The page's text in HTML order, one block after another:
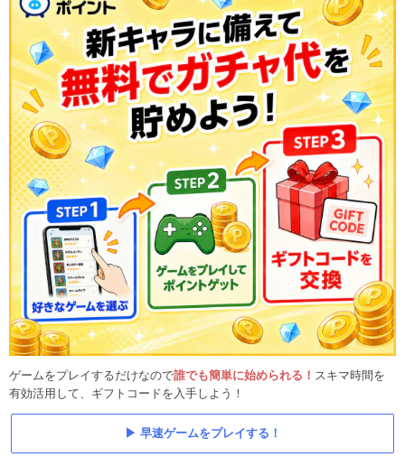
ゲームをプレイするだけなので誰でも簡単に始められる！ スキマ時間を
有効活用して、ギフトコードを入手しよう！
早速ゲームをプレイする！